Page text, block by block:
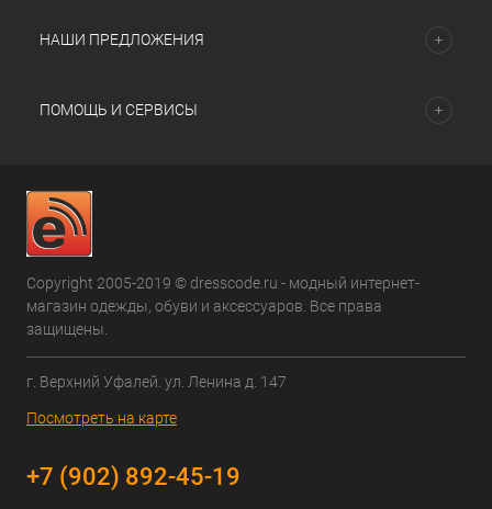
НАШИ ПРЕДЛОЖЕНИЯ
ПОМОЩЬ И СЕРВИСЫ
Copyright 2005-2019 © dresscode.ru - модный интернет-
магазин одежды, обуви и аксессуаров. Все права
защищены.
г. Верхний Уфалей. ул. Ленина д. 147
Посмотреть на карте
+7 (902) 892-45-19